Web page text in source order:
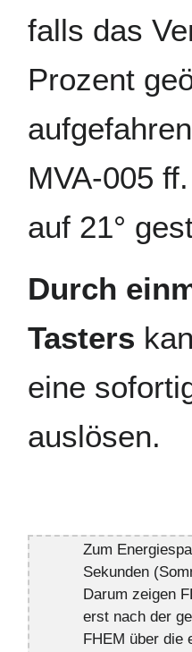
falls das
Prozent
MVA-005
auf 21°
Durch
Tasters
eine
auslösen.
Zum
Sekunden
Darum zeigen
erst nach der
FHEM über die